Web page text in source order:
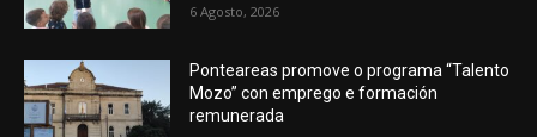
6 Agosto, 2026
Ponteareas promove o programa “Talento
Mozo” con emprego e formación
remunerada